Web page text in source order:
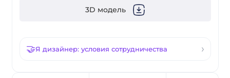
3D модель
Я дизайнер: условия сотрудничества